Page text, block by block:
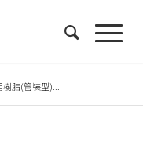
脂(管裝型)...